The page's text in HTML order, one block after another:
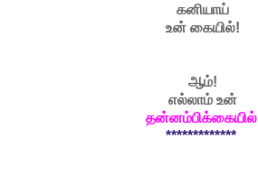
கனியாய்
உன் கையில்!
ஆம்!
எல்லாம் உன்
தன்னம்பிக்கையில்
*************